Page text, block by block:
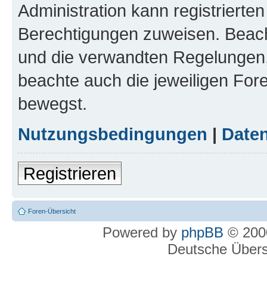
Administration kann
Berechtigungen zuweisen.
und die verwandten
beachte auch die jeweiligen
bewegst.
Nutzungsbedingungen |
Registrieren
Foren-Übersicht
Powered by phpBB ©
Deutsche